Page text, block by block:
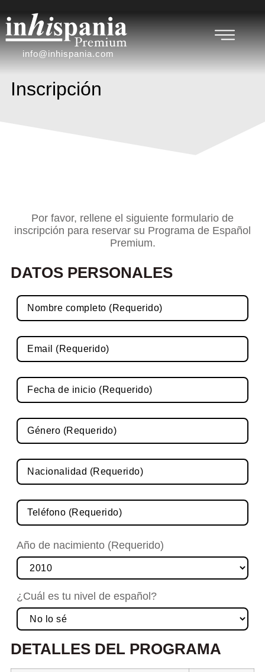
info@inhispania.com
Inscripción
Por favor, rellene el siguiente formulario de
inscripción para reservar su Programa de Español
Premium.
DATOS PERSONALES
Año de nacimiento (Requerido)
¿Cuál es tu nivel de español?
DETALLES DEL PROGRAMA